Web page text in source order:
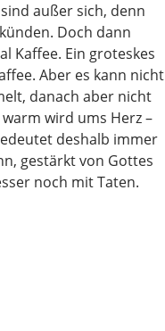
außer sich, denn
Doch dann
Kaffee. Ein groteskes
Aber es kann nicht
danach aber nicht
wird ums Herz –
deshalb immer
gestärkt von Gottes
noch mit Taten.